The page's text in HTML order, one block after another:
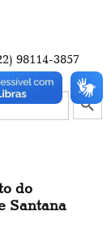
98114-3857
Search Button
do
Santana